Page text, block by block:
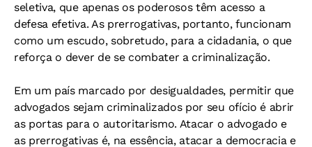
seletiva, que apenas os poderosos têm acesso a
defesa efetiva. As prerrogativas, portanto, funcionam
como um escudo, sobretudo, para a cidadania, o que
reforça o dever de se combater a criminalização.
Em um país marcado por desigualdades, permitir que
advogados sejam criminalizados por seu ofício é abrir
as portas para o autoritarismo. Atacar o advogado e
as prerrogativas é, na essência, atacar a democracia e